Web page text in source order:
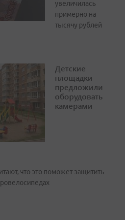
увеличилась
примерно на
тысячу рублей
Детские
площадки
предложили
оборудовать
камерами
что это поможет защитить